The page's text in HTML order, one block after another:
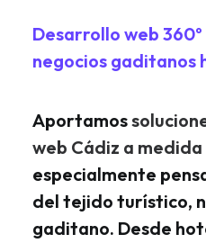
Desarrollo web
negocios gaditanos
Aportamos
web Cádiz a medida
especialmente
del tejido turístico,
gaditano. Desde